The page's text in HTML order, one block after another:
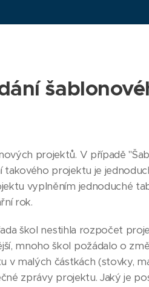
projektů. V případě
projektu je
vyplněním jednoduché
rok.
škol nestihla rozpočet
mnoho škol požádalo o
malých částkách (stovky,
zprávy projektu. Jaký je